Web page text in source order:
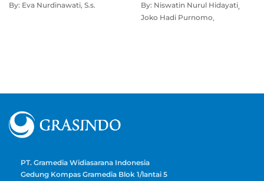
By: Eva Nurdinawati, S.s.
By: Niswatin Nurul Hidayati
Joko Hadi Purnomo
PT. Gramedia Widiasarana Indonesia
Gedung Kompas Gramedia Blok 1/lantai 5